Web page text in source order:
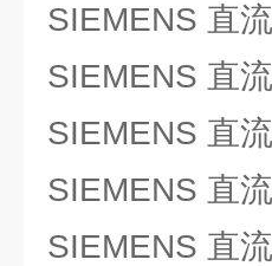
SIEMENS 直
SIEMENS 直
SIEMENS 直
SIEMENS 直
SIEMENS 直